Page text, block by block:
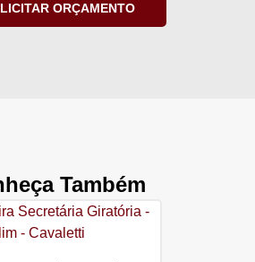
ORÇAMENTO
Também